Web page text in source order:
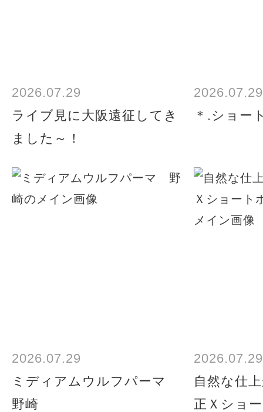
2026.07.29
ライブ見に大阪遠征してき
ました～！
2026.07.29
＊.ショー
2026.07.29
ミディアムウルフパーマ
野崎
2026.07.29
自然な仕
正Ｘショ